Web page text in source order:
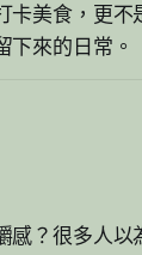
卡美食，更不
下來的日常。
感？很多人以